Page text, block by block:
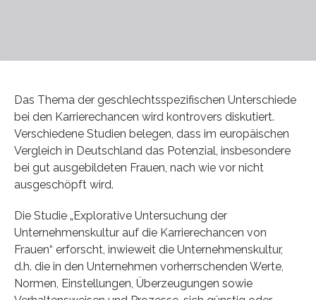
Das Thema der geschlechtsspezifischen Unterschiede
bei den Karrierechancen wird kontrovers diskutiert.
Verschiedene Studien belegen, dass im europäischen
Vergleich in Deutschland das Potenzial, insbesondere
bei gut ausgebildeten Frauen, nach wie vor nicht
ausgeschöpft wird.
Die Studie „Explorative Untersuchung der
Unternehmenskultur auf die Karrierechancen von
Frauen“ erforscht, inwieweit die Unternehmenskultur,
d.h. die in den Unternehmen vorherrschenden Werte,
Normen, Einstellungen, Überzeugungen sowie